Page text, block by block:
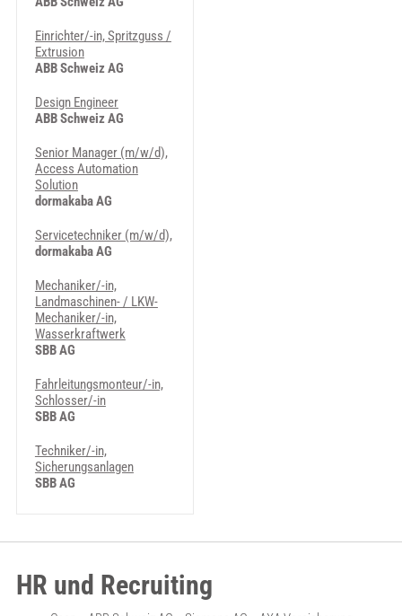
Einrichter/-in, Spritzguss /
Extrusion
ABB Schweiz AG
Design Engineer
ABB Schweiz AG
Senior Manager (m/w/d),
Access Automation
Solution
dormakaba AG
Servicetechniker (m/w/d),
dormakaba AG
Mechaniker/-in,
Landmaschinen- / LKW-
Mechaniker/-in,
Wasserkraftwerk
SBB AG
Fahrleitungsmonteur/-in,
Schlosser/-in
SBB AG
Techniker/-in,
Sicherungsanlagen
SBB AG
HR und Recruiting